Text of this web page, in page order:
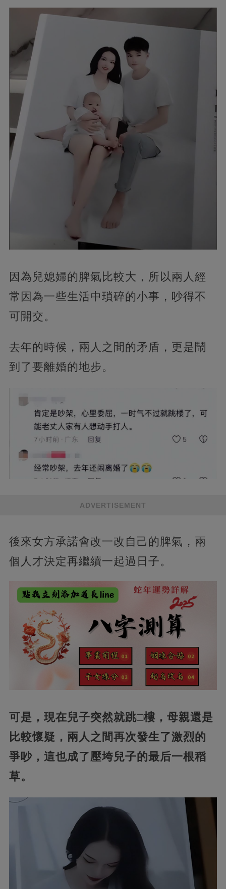
因為兒媳婦的脾氣比較大，所以兩人經
常因為一些生活中瑣碎的小事，吵得不
可開交。
去年的時候，兩人之間的矛盾，更是鬧
到了要離婚的地步。
ADVERTISEMENT
後來女方承諾會改一改自己的脾氣，兩
個人才決定再繼續一起過日子。
可是，現在兒子突然就跳□樓，母親還是
比較懷疑，兩人之間再次發生了激烈的
爭吵，這也成了壓垮兒子的最后一根稻
草。